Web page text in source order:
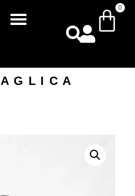
0